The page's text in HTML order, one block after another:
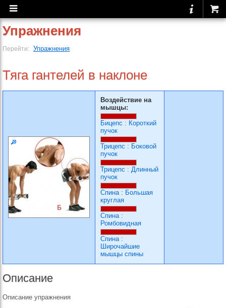
Упражнения
Перейти: Упражнения
Тяга гантелей в наклоне
Воздействие на
мышцы:
Бицепс : Короткий
пучок
Трицепс : Боковой
пучок
Трицепс : Длинный
пучок
Спина: Большая
круглая
Спина:
Ромбовидная
Спина:
Широчайшие
мышцы спины
Описание
Описание упражнения